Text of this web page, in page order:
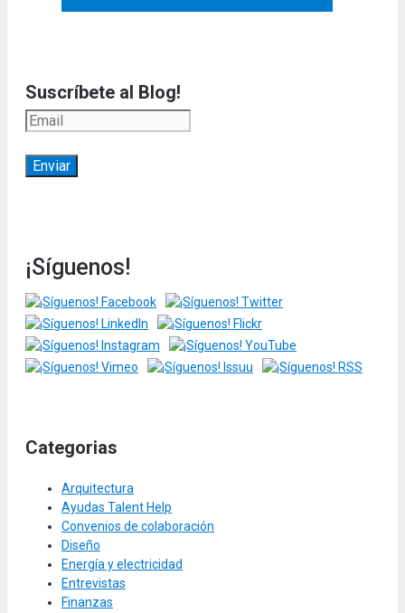
Suscríbete al Blog!
¡Síguenos!
Categorias
Arquitectura
Ayudas Talent Help
Convenios de colaboración
Diseño
Energía y electricidad
Entrevistas
Finanzas